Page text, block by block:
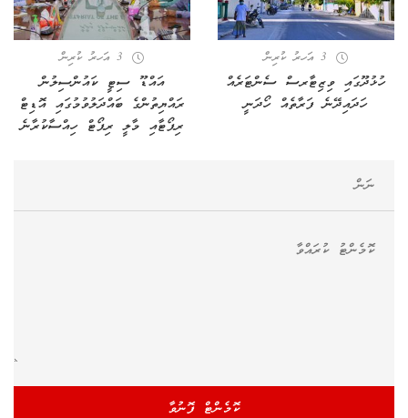
3 އަހރު ކުރިން
ހުޅުދޫގައި ވިޒިޓާރސް ސެންޓަރެއް
ހަދައިދޭނެ ފަރާތެއް ހޯދަނީ
3 އަހރު ކުރިން
އައްޑޫ ސިޓީ ކައުންސިލުން
ރައްޔިތުންގެ ބައްދަލުވުމުގައި އޮޑިޓް
ރިޕޯޓާއި މާލީ ރިޕޯޓް ހިއްސާކުރާނެ